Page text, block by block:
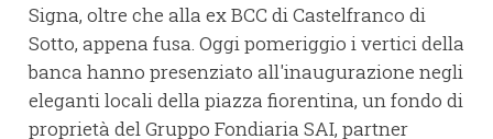
Signa, oltre che alla ex BCC di Castelfranco di
Sotto, appena fusa. Oggi pomeriggio i vertici della
banca hanno presenziato all'inaugurazione negli
eleganti locali della piazza fiorentina, un fondo di
proprietà del Gruppo Fondiaria SAI, partner